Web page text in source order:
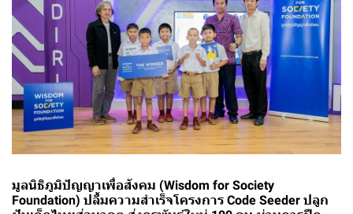
มูลนิธิภูมิปัญญาเพื่อสังคม (Wisdom for Society
Foundation) ปลื้มความสำเร็จโครงการ Code Seeder ปลูก